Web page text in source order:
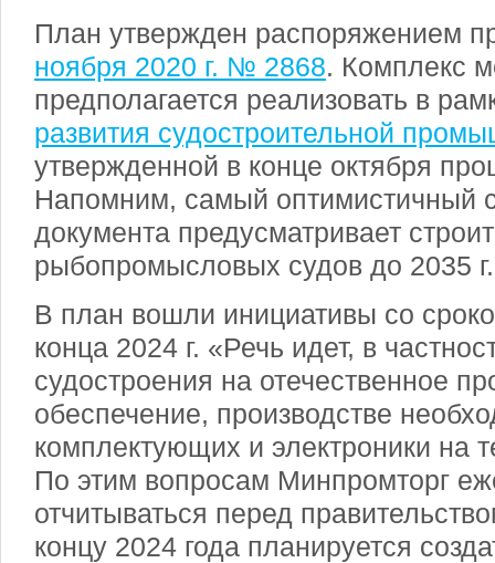
План утвержден распоряжением
ноября 2020 г. № 2868. Комплекс
предполагается реализовать в
развития судостроительной
утвержденной в конце октября
Напомним, самый оптимистичный
документа предусматривает
рыбопромысловых судов до 2035 г.
В план вошли инициативы со
конца 2024 г. «Речь идет, в
судостроения на отечественное
обеспечение, производстве
комплектующих и электроники на
По этим вопросам Минпромторг
отчитываться перед
концу 2024 года планируется